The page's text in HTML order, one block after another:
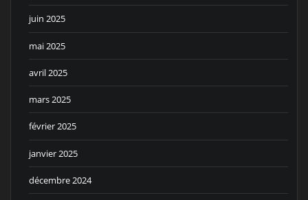
juin 2025
mai 2025
avril 2025
mars 2025
février 2025
janvier 2025
décembre 2024